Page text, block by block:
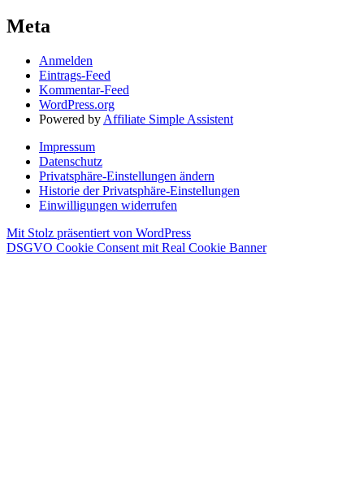
Meta
Anmelden
Eintrags-Feed
Kommentar-Feed
WordPress.org
Powered by Affiliate Simple Assistent
Impressum
Datenschutz
Privatsphäre-Einstellungen ändern
Historie der Privatsphäre-Einstellungen
Einwilligungen widerrufen
Mit Stolz präsentiert von WordPress
DSGVO Cookie Consent mit Real Cookie Banner